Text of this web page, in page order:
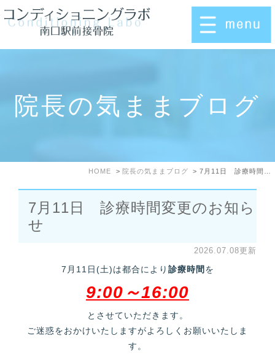
院長の気ままブログ
HOME 院長の気ままブログ
7月11日 診療時間変更のお知ら
せ
2026.07.08更新
7月11日(土)は都合により 診療時間 を
9:00～16:00
とさせていただきます。
ご迷惑をおかけいたしますがよろしくお願いいたしま
す。